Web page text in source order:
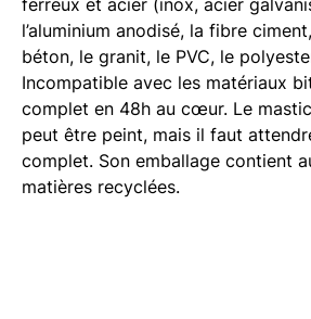
l’aluminium anodisé, la fibre
béton, le granit, le PVC, le
Incompatible avec les matériaux
complet en 48h au cœur. Le
peut être peint, mais il faut
complet. Son emballage contient
matières recyclées.